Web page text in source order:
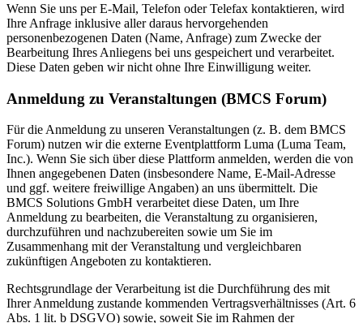
Wenn Sie uns per E-Mail, Telefon oder Telefax kontaktieren, wird
Ihre Anfrage inklusive aller daraus hervorgehenden
personenbezogenen Daten (Name, Anfrage) zum Zwecke der
Bearbeitung Ihres Anliegens bei uns gespeichert und verarbeitet.
Diese Daten geben wir nicht ohne Ihre Einwilligung weiter.
Anmeldung zu Veranstaltungen (BMCS Forum)
Für die Anmeldung zu unseren Veranstaltungen (z. B. dem BMCS
Forum) nutzen wir die externe Eventplattform Luma (Luma Team,
Inc.). Wenn Sie sich über diese Plattform anmelden, werden die von
Ihnen angegebenen Daten (insbesondere Name, E-Mail-Adresse
und ggf. weitere freiwillige Angaben) an uns übermittelt. Die
BMCS Solutions GmbH verarbeitet diese Daten, um Ihre
Anmeldung zu bearbeiten, die Veranstaltung zu organisieren,
durchzuführen und nachzubereiten sowie um Sie im
Zusammenhang mit der Veranstaltung und vergleichbaren
zukünftigen Angeboten zu kontaktieren.
Rechtsgrundlage der Verarbeitung ist die Durchführung des mit
Ihrer Anmeldung zustande kommenden Vertragsverhältnisses (Art. 6
Abs. 1 lit. b DSGVO) sowie, soweit Sie im Rahmen der